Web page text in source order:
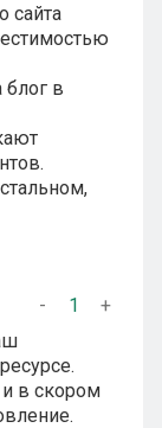
сайта
блог в
- 1
+
в скором